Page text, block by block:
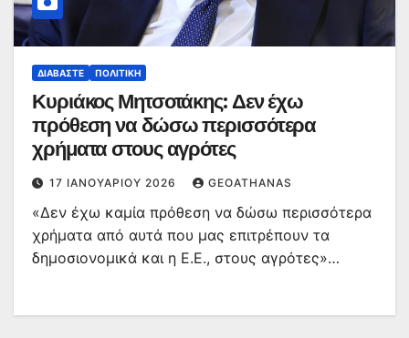
ΔΙΑΒΆΣΤΕ ΠΟΛΙΤΙΚΉ
Κυριάκος Μητσοτάκης: Δεν έχω
πρόθεση να δώσω περισσότερα
χρήματα στους αγρότες
17 ΙΑΝΟΥΑΡΊΟΥ 2026 GEOATHANAS
«Δεν έχω καμία πρόθεση να δώσω περισσότερα
χρήματα από αυτά που μας επιτρέπουν τα
δημοσιονομικά και η Ε.Ε., στους αγρότες»…